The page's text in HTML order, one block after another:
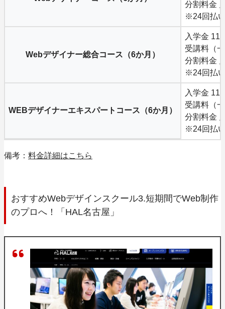
分割料金
※24回払
Webデザイナー総合コース（6か月）
入学金
受講料（
分割料金
※24回払
WEBデザイナーエキスパートコース（6か月）
入学金
受講料（
分割料金
※24回払
備考： 料金詳細はこちら
おすすめWebデザインスクール3.短期間でWeb制作
のプロへ！「HAL名古屋」